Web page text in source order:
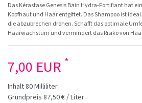
Das Kérastase Genesis Bain Hydra-Fortifiant hat
Kopfhaut und Haar entgiftet. Das Shampoo ist
die abzubrechen drohen. Schafft das optimale
Haarwachstum und vermindert das Risiko von
7,00 EUR *
Inhalt80Milliliter
Grundpreis 87,50 € / Liter